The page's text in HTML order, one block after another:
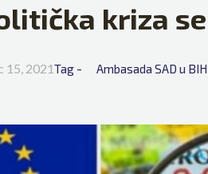
kriza
15, 2021Tag - Ambasada SAD u BIH